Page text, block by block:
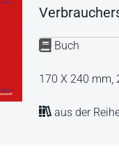
Buch
170 X 240 mm,
aus der